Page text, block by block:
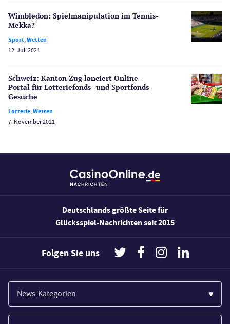
Spielerschutz
Sport
Wetten
Wirtschaft
Casino Testberichte
Bonus Ohne Einzahlung
Wimbledon: Spiel­manipulation im Tennis-
Mekka?
Sport,Wetten
12. Juli 2021
Schweiz: Kanton Zug lanciert Online-
Portal für Lotterie­fonds- und Sport­fonds-
Gesuche
Lotterie,Wetten
7. November 2021
Deutschlands größte Seite für
Glücksspiel-Nachrichten seit 2015
Folgen Sie uns
News-Kategorien
Casinos